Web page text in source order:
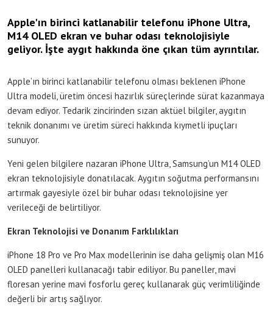
Apple'ın birinci katlanabilir telefonu iPhone Ultra,
M14 OLED ekran ve buhar odası teknolojisiyle
geliyor. İşte aygıt hakkında öne çıkan tüm ayrıntılar.
Apple’ın birinci katlanabilir telefonu olması beklenen iPhone
Ultra modeli, üretim öncesi hazırlık süreçlerinde sürat kazanmaya
devam ediyor. Tedarik zincirinden sızan aktüel bilgiler, aygıtın
teknik donanımı ve üretim süreci hakkında kıymetli ipuçları
sunuyor.
Yeni gelen bilgilere nazaran iPhone Ultra, Samsung’un M14 OLED
ekran teknolojisiyle donatılacak. Aygıtın soğutma performansını
artırmak gayesiyle özel bir buhar odası teknolojisine yer
verileceği de belirtiliyor.
Ekran Teknolojisi ve Donanım Farklılıkları
iPhone 18 Pro ve Pro Max modellerinin ise daha gelişmiş olan M16
OLED panelleri kullanacağı tabir ediliyor. Bu paneller, mavi
floresan yerine mavi fosforlu gereç kullanarak güç verimliliğinde
değerli bir artış sağlıyor.